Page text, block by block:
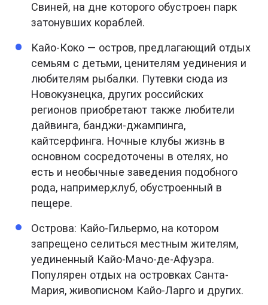
Свиней, на дне которого обустроен парк
затонувших кораблей.
Кайо-Коко — остров, предлагающий отдых
семьям с детьми, ценителям уединения и
любителям рыбалки. Путевки сюда из
Новокузнецка, других российских
регионов приобретают также любители
дайвинга, банджи-джампинга,
кайтсерфинга. Ночные клубы жизнь в
основном сосредоточены в отелях, но
есть и необычные заведения подобного
рода, например,клуб, обустроенный в
пещере.
Острова: Кайо-Гильермо, на котором
запрещено селиться местным жителям,
уединенный Кайо-Мачо-де-Афуэра.
Популярен отдых на островках Санта-
Мария, живописном Кайо-Ларго и других.